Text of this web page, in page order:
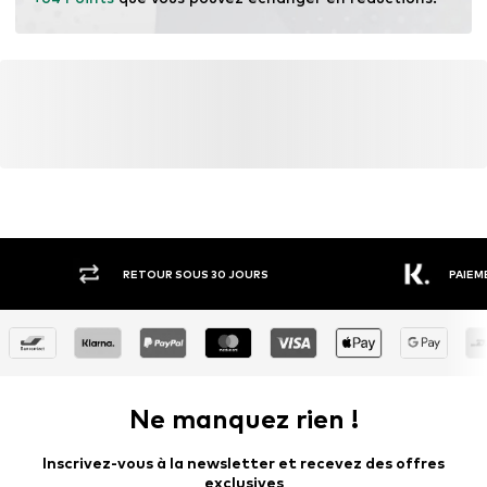
SOUS 30 JOURS PAIEMENT SUR FACTURE
Ne manquez rien !
Inscrivez-vous à la newsletter et recevez des offres
exclusives